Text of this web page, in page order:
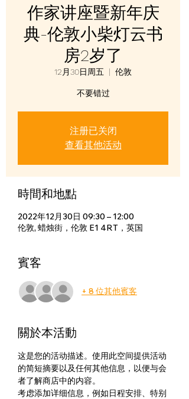
作家讲座暨新年庆
典-伦敦小柴灯云书
房2岁了
12月30日周五
  |
伦敦
不要错过
注册已关闭
查看其他活动
時間和地點
2022年12月30日 09:30 – 12:00
伦敦, 蜡烛街，伦敦 E1 4RT，英国
賓客
+ 8 位其他賓客
關於本活動
这是您的活动描述。使用此空间提供活动
的简短摘要以及任何其他信息，以便与会
者了解商店中的内容。
考虑添加详细信息，例如日程安排、特别